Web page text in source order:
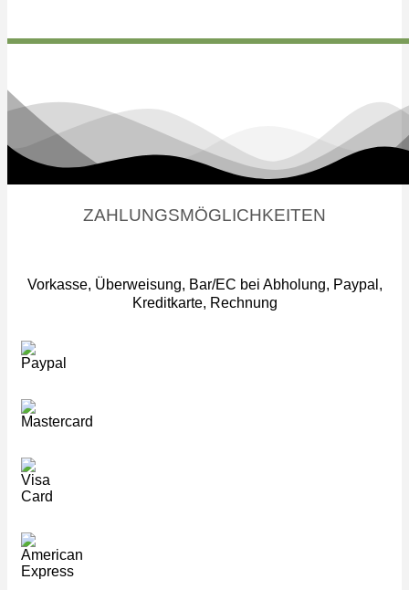
ZAHLUNGSMÖGLICHKEITEN
Vorkasse, Überweisung, Bar/EC bei Abholung, Paypal,
Kreditkarte, Rechnung